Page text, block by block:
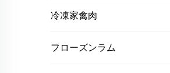
冷凍家禽肉
フローズンラム